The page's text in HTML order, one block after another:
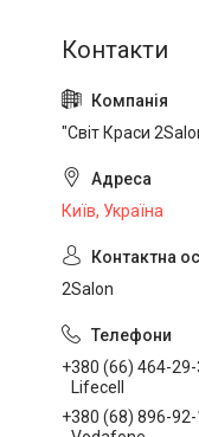
"Світ Краси
Київ, Україна
2Salon
+380 (66) 464-29-
Lifecell
+380 (68) 896-